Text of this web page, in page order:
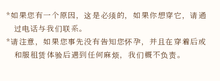
*如果您有一个原因，这是必须的，如果你想穿它，请通
过电话与我们联系。
*请注意，如果您事先没有告知您怀孕，并且在穿着后或
和服租赁体验后遇到任何麻烦，我们概不负责。